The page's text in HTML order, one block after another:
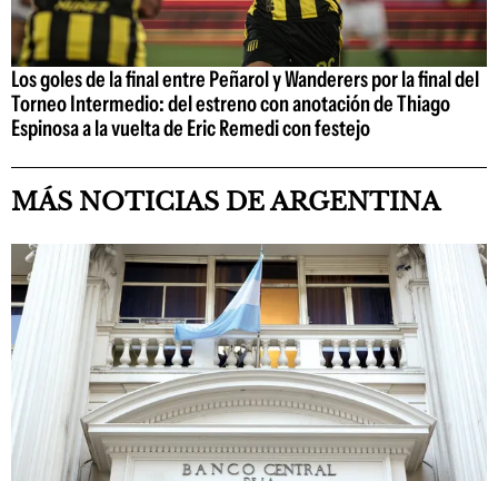
Los goles de la final entre Peñarol y Wanderers por la final del
Torneo Intermedio: del estreno con anotación de Thiago
Espinosa a la vuelta de Eric Remedi con festejo
MÁS NOTICIAS DE ARGENTINA